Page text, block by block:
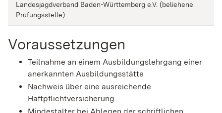
Landesjagdverband Baden-Württemberg e.V. (beliehene
Prüfungsstelle)
Voraussetzungen
Teilnahme an einem Ausbildungslehrgang einer
anerkannten Ausbildungsstätte
Nachweis über eine ausreichende
Haftpflichtversicherung
Mindestalter bei Ablegen der schriftlichen